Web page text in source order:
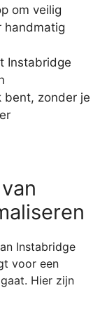
om veilig
handmatig
Instabridge
bent, zonder je
Instabridge
voor een
Hier zijn